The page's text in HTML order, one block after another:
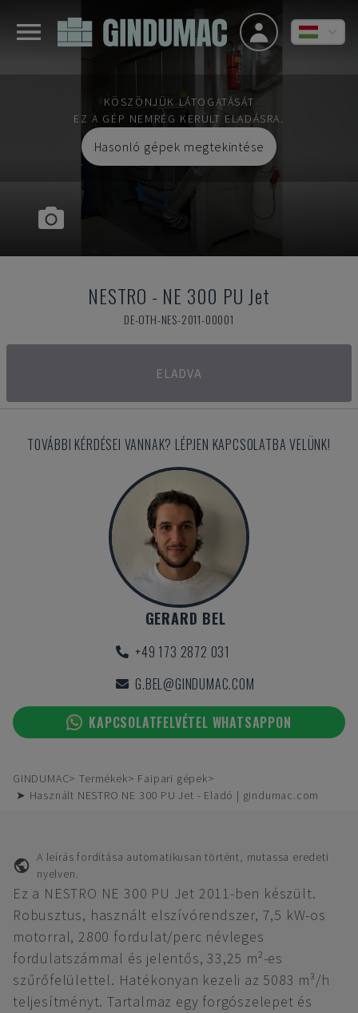
KÖSZÖNJÜK LÁTOGATÁSÁT
EZ A GÉP NEMRÉG KERÜLT ELADÁSRA.
Hasonló gépek megtekintése
NESTRO - NE 300 PU Jet
DE-OTH-NES-2011-00001
ELADVA
TOVÁBBI KÉRDÉSEI VANNAK? LÉPJEN KAPCSOLATBA VELÜNK!
GERARD BEL
+49 173 2872 031
G.BEL@GINDUMAC.COM
KAPCSOLATFELVÉTEL WHATSAPPON
GINDUMAC Termékek
Faipari gépek
➤ Használt NESTRO NE 300 PU Jet - Eladó | gindumac.com
A leírás fordítása automatikusan történt, mutassa eredeti
nyelven.
Ez a NESTRO NE 300 PU Jet 2011-ben készült.
Robusztus, használt elszívórendszer, 7,5 kW-os
motorral, 2800 fordulat/perc névleges
fordulatszámmal és jelentős, 33,25 m²-es
szűrőfelülettel. Hatékonyan kezeli az 5083 m³/h
teljesítményt. Tartalmaz egy forgószelepet és